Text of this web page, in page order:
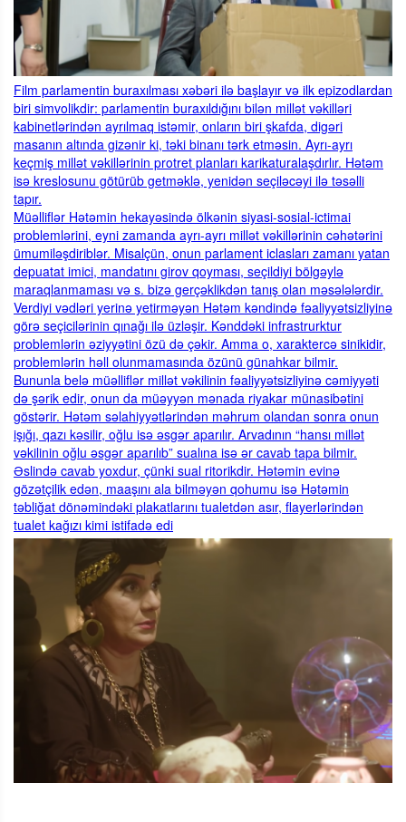
Film parlamentin buraxılması xəbəri ilə başlayır və ilk epizodlardan
biri simvolikdir: parlamentin buraxıldığını bilən millət vəkilləri
kabinetlərindən ayrılmaq istəmir, onların biri şkafda, digəri
masanın altında gizənir ki, təki binanı tərk etməsin. Ayrı-ayrı
keçmiş millət vəkillərinin protret planları karikaturalaşdırlır. Hətəm
isə kreslosunu götürüb getməklə, yenidən seçiləcəyi ilə təsəlli
tapır.
Müəlliflər Hətəmin hekayəsində ölkənin siyasi-sosial-ictimai
problemlərini, eyni zamanda ayrı-ayrı millət vəkillərinin cəhətərini
ümumiləşdiriblər. Misalçün, onun parlament iclasları zamanı yatan
depuatat imici, mandatını girov qoyması, seçildiyi bölgəylə
maraqlanmaması və s. bizə gerçəklikdən tanış olan məsələlərdir.
Verdiyi vədləri yerinə yetirməyən Hətəm kəndində fəaliyyətsizliyinə
görə seçicilərinin qınağı ilə üzləşir. Kənddəki infrastrurktur
problemlərin əziyyətini özü də çəkir. Amma o, xaraktercə sinikidir,
problemlərin həll olunmamasında özünü günahkar bilmir.
Bununla belə müəlliflər millət vəkilinin fəaliyyətsizliyinə cəmiyyəti
də şərik edir, onun da müəyyən mənada riyakar münasibətini
göstərir. Hətəm səlahiyyətlərindən məhrum olandan sonra onun
işığı, qazı kəsilir, oğlu isə əsgər aparılır. Arvadının “hansı millət
vəkilinin oğlu əsgər aparılıb” sualına isə ər cavab tapa bilmir.
Əslində cavab yoxdur, çünki sual ritorikdir. Hətəmin evinə
gözətçilik edən, maaşını ala bilməyən qohumu isə Hətəmin
təbliğat dönəmindəki plakatlarını tualetdən asır, flayerlərindən
tualet kağızı kimi istifadə edi